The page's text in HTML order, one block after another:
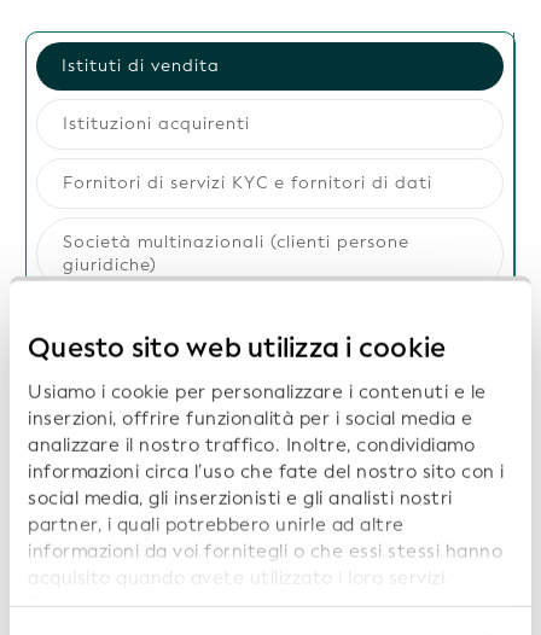
Questo sito web utilizza i cookie
Usiamo i cookie per personalizzare i contenuti e le
inserzioni, offrire funzionalità per i social media e
analizzare il nostro traffico. Inoltre, condividiamo
informazioni circa l’uso che fate del nostro sito con i
social media, gli inserzionisti e gli analisti nostri
partner, i quali potrebbero unirle ad altre
informazioni da voi fornitegli o che essi stessi hanno
acquisito quando avete utilizzato i loro servizi.
Continuando a utilizzare il nostro sito web,
Istituti di vendita
Istituzioni acquirenti
Fornitori di servizi KYC e fornitori di dati
Società multinazionali (clienti persone
giuridiche)
giuridiche)
Organizzazioni che emettono codici LEI
Vantaggi per istituti di vendita
Miglioramento della soddisfazione del cliente